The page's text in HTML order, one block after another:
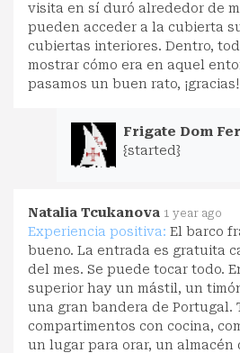
visita en sí duró alrededor de
pueden acceder a la cubierta
cubiertas interiores. Dentro,
mostrar cómo era en aquel
pasamos un buen rato, ¡gracias!
Frigate Dom
{started}
Natalia Tcukanova 1 year ago
Experiencia positiva: El barco
bueno. La entrada es gratuita
del mes. Se puede tocar todo.
superior hay un mástil, un
una gran bandera de Portugal.
compartimentos con cocina,
un lugar para orar, un almacén